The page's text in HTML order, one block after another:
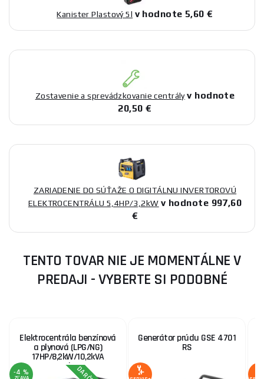
Kanister Plastový 5l v hodnote 5,60 €
Zostavenie a sprevádzkovanie centrály v hodnote
20,50 €
ZARIADENIE DO SÚŤAŽE O DIGITÁLNU INVERTOROVÚ
ELEKTROCENTRÁLU 5,4HP/3,2kW v hodnote 997,60
€
TENTO TOVAR NIE JE MOMENTÁLNE V
PREDAJI - VYBERTE SI PODOBNÉ
Elektrocentrála benzínová
a plynová (LPG/NG)
17HP/8,2kW/10,2kVA
(400V), 6,5kW (230V),
elektrický štart, diaľkové...
-4 %
Generátor prúdu GSE 4701
RS